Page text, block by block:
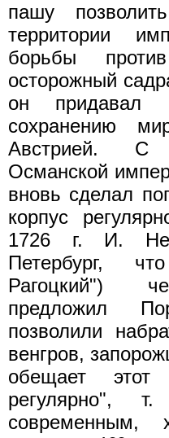
пашу
территории
борьбы
осторожный
он придавал
сохранению
Австрией. С
Османской
вновь сделал
корпус
1726 г. И.
Петербург,
Рагоцкий")
предложил
позволили
венгров,
обещает этот
регулярно",
современным,